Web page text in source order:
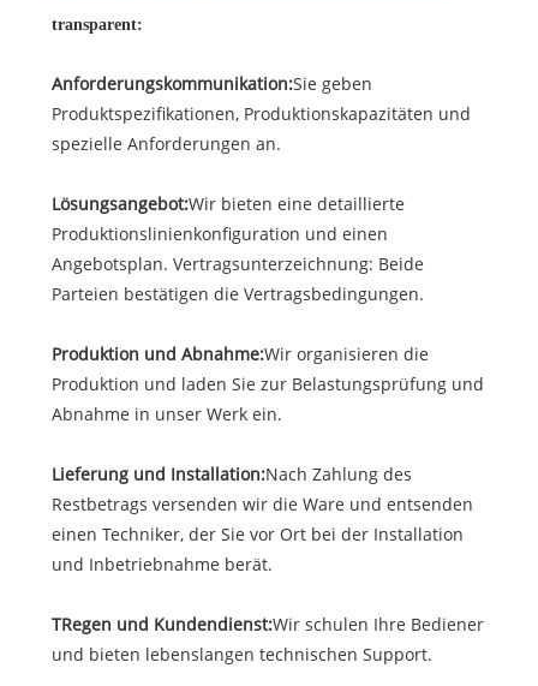
transparent:
Anforderungskommunikation:Sie geben
Produktspezifikationen, Produktionskapazitäten und
spezielle Anforderungen an.
Lösungsangebot:Wir bieten eine detaillierte
Produktionslinienkonfiguration und einen
Angebotsplan. Vertragsunterzeichnung: Beide
Parteien bestätigen die Vertragsbedingungen.
Produktion und Abnahme:Wir organisieren die
Produktion und laden Sie zur Belastungsprüfung und
Abnahme in unser Werk ein.
Lieferung und Installation:Nach Zahlung des
Restbetrags versenden wir die Ware und entsenden
einen Techniker, der Sie vor Ort bei der Installation
und Inbetriebnahme berät.
TRegen und Kundendienst:Wir schulen Ihre Bediener
und bieten lebenslangen technischen Support.